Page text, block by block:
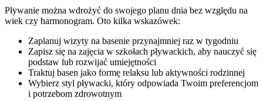
Pływanie można wdrożyć do swojego planu dnia bez względu na
wiek czy harmonogram. Oto kilka wskazówek:
Zaplanuj wizyty na basenie przynajmniej raz w tygodniu
Zapisz się na zajęcia w szkołach pływackich, aby nauczyć się
podstaw lub rozwijać umiejętności
Traktuj basen jako formę relaksu lub aktywności rodzinnej
Wybierz styl pływacki, który odpowiada Twoim preferencjom
i potrzebom zdrowotnym